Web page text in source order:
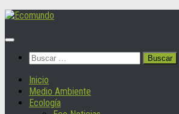
Saltar
contenido
Buscar:
Inicio
Medio Ambiente
Ecología